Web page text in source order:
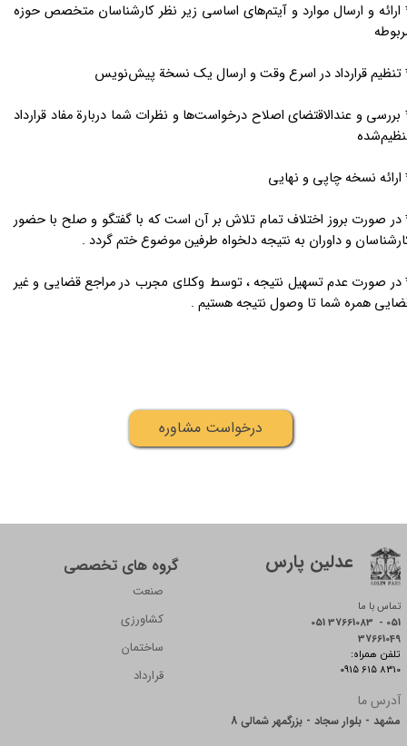
و ارسال موارد و آیتم‌های اساسی زیر نظر کارشناسان متخصص حوزه
تنظیم قرارداد در اسرع وقت و ارسال یک نسخة پیش‌نویس
و عندالاقتضای اصلاح درخواست‌ها و نظرات شما دربارة مفاد قرارداد
نسخه چاپی و نهایی
در صورت بروز اختلاف تمام تلاش بر آن است که با گفتگو و صلح با حضور
و داوران به نتیجه دلخواه طرفین موضوع ختم گردد .
در صورت عدم تسهیل نتیجه ، توسط وکلای مجرب در مراجع قضایی و غیر
همره شما تا وصول نتیجه هستیم .
درخواست مشاوره
عدلین پارس
تماس با ما
051 37661083 - 051
37661049
:تلفن همراه
0915 615 8310
آدرس ما
مشهد - بلوار سجاد - بزرگمهر شمالی 8
صنعت
کشاورزی
ساختمان
قرارداد
گروه های تخصصی